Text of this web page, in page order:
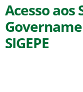
Acesso aos
SIGEPE